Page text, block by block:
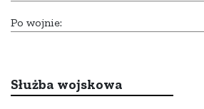
Po wojnie:
Służba wojskowa